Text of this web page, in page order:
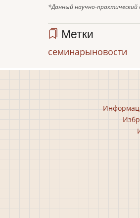
*Данный научно-практический
Метки
семинарыновости